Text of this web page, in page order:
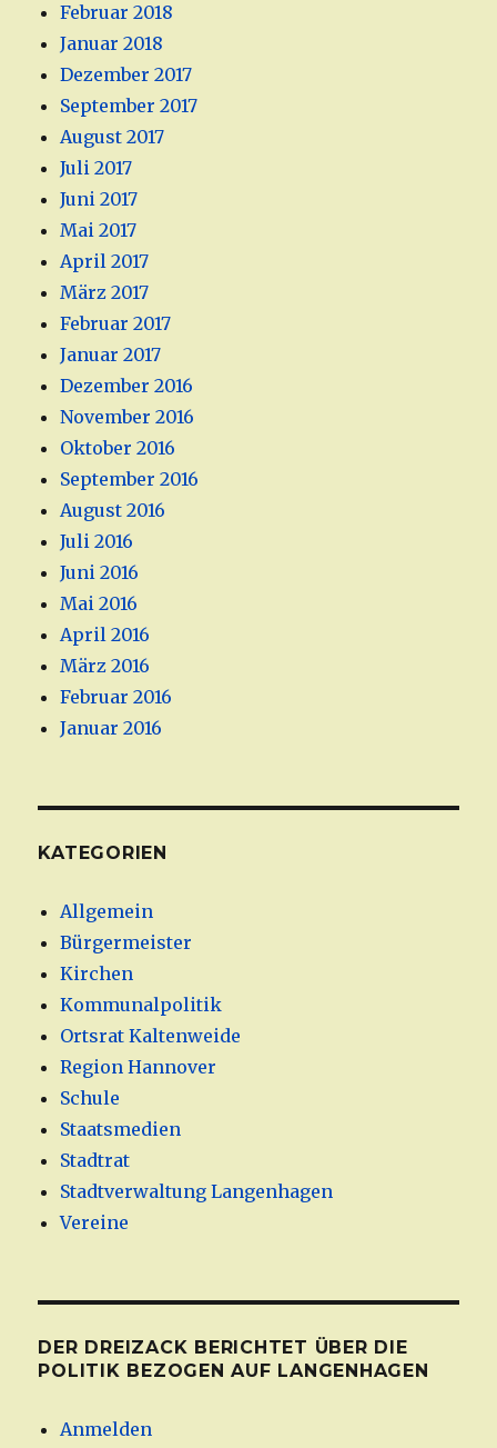
Februar 2018
Januar 2018
Dezember 2017
September 2017
August 2017
Juli 2017
Juni 2017
Mai 2017
April 2017
März 2017
Februar 2017
Januar 2017
Dezember 2016
November 2016
Oktober 2016
September 2016
August 2016
Juli 2016
Juni 2016
Mai 2016
April 2016
März 2016
Februar 2016
Januar 2016
KATEGORIEN
Allgemein
Bürgermeister
Kirchen
Kommunalpolitik
Ortsrat Kaltenweide
Region Hannover
Schule
Staatsmedien
Stadtrat
Stadtverwaltung Langenhagen
Vereine
DER DREIZACK BERICHTET ÜBER DIE
POLITIK BEZOGEN AUF LANGENHAGEN
Anmelden